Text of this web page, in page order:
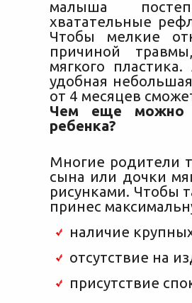
малыша
хватательные
Чтобы мелкие
причиной
мягкого
удобная
от 4 месяцев
Чем еще можно
ребенка?
Многие родители
сына или дочки
рисунками. Чтобы
принес
наличие
отсутствие на
присутствие